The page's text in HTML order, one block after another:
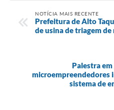
NOTÍCIA MAIS RECENTE
Prefeitura de Alto
de usina de triagem
Palestra
microempreendedores
sistema de